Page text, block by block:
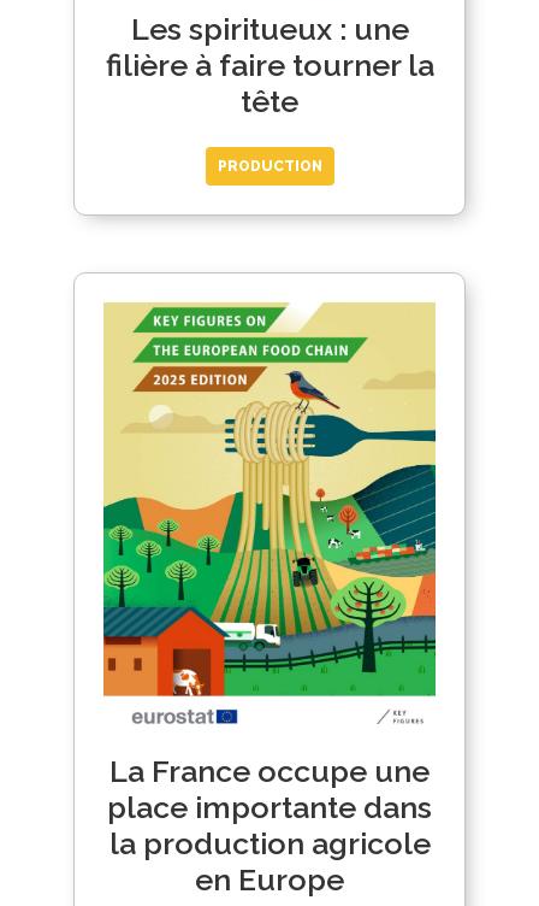
Les spiritueux : une
filière à faire tourner la
tête
PRODUCTION
La France occupe une
place importante dans
la production agricole
en Europe